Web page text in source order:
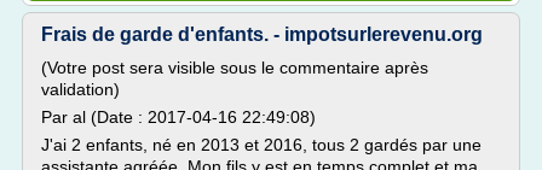
Frais de garde d'enfants. - impotsurlerevenu.org
(Votre post sera visible sous le commentaire après
validation)
Par al (Date : 2017-04-16 22:49:08)
J'ai 2 enfants, né en 2013 et 2016, tous 2 gardés par une